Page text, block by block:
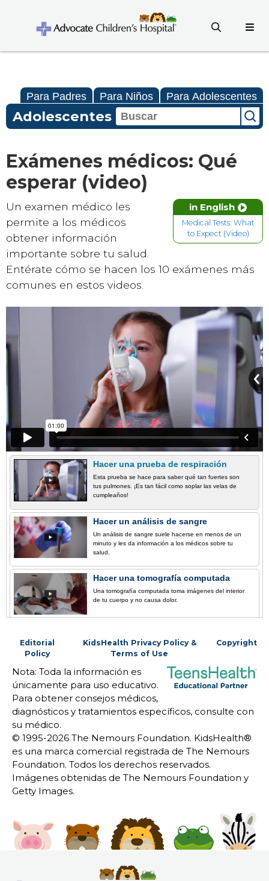
Para Padres Para Niños Para Adolescentes
Adolescentes
Exámenes médicos: Qué
esperar (video)
in English
Medical Tests: What
to Expect (Video)
Un examen médico les
permite a los médicos
obtener información
importante sobre tu salud.
Entérate cómo se hacen los 10 exámenes más
comunes en estos videos.
Hacer una prueba de respiración
Esta prueba se hace para saber qué tan fuertes son
tus pulmones. ¡Es tan fácil como soplar las velas de
cumpleaños!
Hacer un análisis de sangre
Un análisis de sangre suele hacerse en menos de un
minuto y les da información a los médicos sobre tu
salud.
Hacer una tomografía computada
Una tomografía computada toma imágenes del interior
de tu cuerpo y no causa dolor.
Editorial
Policy
KidsHealth Privacy Policy &
Terms of Use
Copyright
Nota: Toda la información es
únicamente para uso educativo.
Para obtener consejos médicos,
diagnósticos y tratamientos específicos, consulte con
su médico.
© 1995-2026 The Nemours Foundation. KidsHealth®
es una marca comercial registrada de The Nemours
Foundation. Todos los derechos reservados.
Imágenes obtenidas de The Nemours Foundation y
Getty Images.